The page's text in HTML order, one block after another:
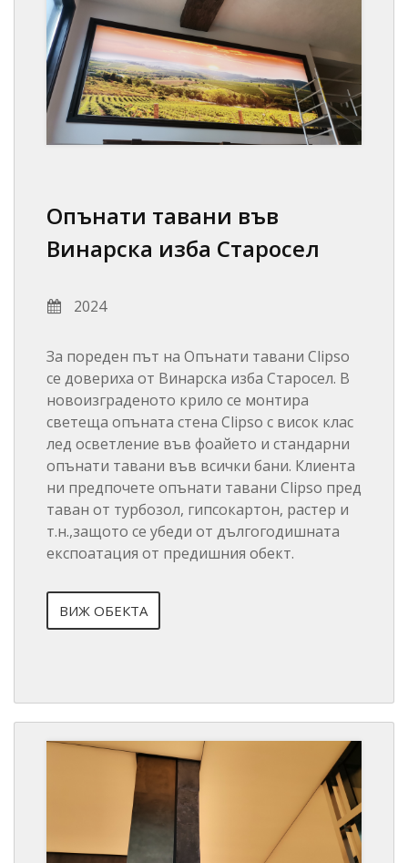
Опънати тавани във
Винарска изба Старосел
2024
За пореден път на Опънати тавани Clipso
се довериха от Винарска изба Старосел. В
новоизграденото крило се монтира
светеща опъната стена Clipso с висок клас
лед осветление във фоайето и стандарни
опънати тавани във всички бани. Клиента
ни предпочете опънати тавани Clipso пред
таван от турбозол, гипсокартон, растер и
т.н.,защото се убеди от дългогодишната
експоатация от предишния обект.
ВИЖ ОБЕКТА